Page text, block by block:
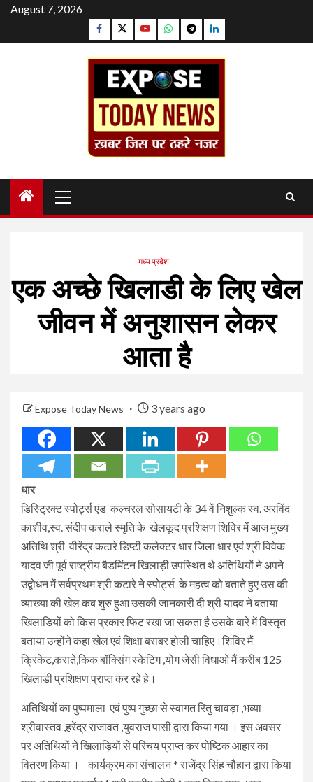
Skip
content
August 7, 2026
Facebook
TwitterYouTubeWhatsapp
TelegramLinkedin
Menu
मध्य प्रदेश
एक अच्छे खिलाडी के लिए खेल
जीवन में अनुशासन लेकर
आता है
Expose Today News 3 years ago
धार
डिस्ट्रिक्ट स्पोर्ट्स एंड कल्चरल सोसायटी के 34 वें निशुल्क स्व. अरविंद
काशीव,स्व. संदीप कराले स्मृति के खेलकूद प्रशिक्षण शिविर में आज मुख्य
अतिथि श्री वीरेंद्र कटारे डिप्टी कलेक्टर धार जिला धार एवं श्री विवेक
यादव जी पूर्व राष्ट्रीय बैडमिंटन खिलाड़ी उपस्थित थे अतिथियों ने अपने
उद्बोधन में सर्वप्रथम श्री कटारे ने स्पोर्ट्स के महत्व को बताते हुए उस की
व्याख्या की खेल कब शुरु हुआ उसकी जानकारी दी श्री यादव ने बताया
खिलाडियों को किस प्रकार फिट रखा जा सकता है उसके बारे में विस्तृत
बताया उन्होंने कहा खेल एवं शिक्षा बराबर होली चाहिए।शिविर मैं
क्रिकेट,कराते,किक बॉक्सिंग स्केटिंग ,योग जेसी विधाओ मैं करीब 125
खिलाडी प्रशिक्षण प्राप्त कर रहे हे।
अतिथियों का पुष्पमाला एवं पुष्प गुच्छा से स्वागत रितु चावड़ा ,भव्या
श्रीवास्तव ,हरेंद्र राजावत ,युवराज पासी द्वारा किया गया । इस अवसर
पर अतिथियों ने खिलाड़ियों से परिचय प्राप्त कर पोष्टिक आहार का
वितरण किया । कार्यक्रम का संचालन * राजेंद्र सिंह चौहान द्वारा किया